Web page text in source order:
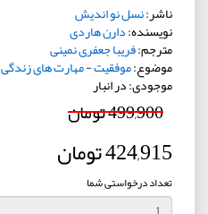
ناشر:نسل نو اندیش
نویسنده:دارن هاردی
مترجم:فریبا جعفری نمینی
موضوع:موفقیت-مهارت های زندگی
موجودی: در انبار
499,900 تومان
424,915 تومان
تعداد درخواستی شما